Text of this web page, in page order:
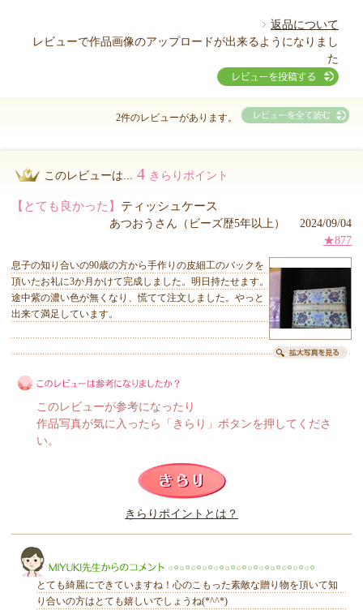
返品について
レビューで作品画像のアップロードが出来るようになりまし
た
2件のレビューがあります。
このレビューは... 4 きらりポイント
【とても良かった】 ティッシュケース
あつおうさん（ビーズ歴5年以上） 2024/09/04
★877
息子の知り合いの90歳の方から手作りの皮細工のバックを
頂いたお礼に3か月かけて完成しました。明日持たせます。
途中紫の濃い色が無くなり、慌てて注文しました。やっと
出来て満足しています。
このレビューは参考になりましたか？
このレビューが参考になったり
作品写真が気に入ったら「きらり」ボタンを押してくださ
い。
きらりポイントとは？
とても綺麗にできていますね！心のこもった素敵な贈り物を頂いて知
り合いの方はとても嬉しいでしょうね(*^^*)